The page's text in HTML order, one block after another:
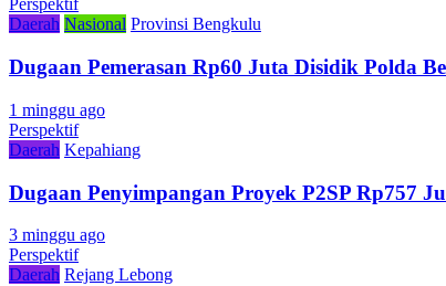
Perspektif
Daerah Nasional Provinsi Bengkulu
Dugaan Pemerasan Rp60 Juta Disidik Polda
1 minggu ago
Perspektif
Daerah Kepahiang
Dugaan Penyimpangan Proyek P2SP Rp757
3 minggu ago
Perspektif
Daerah Rejang Lebong